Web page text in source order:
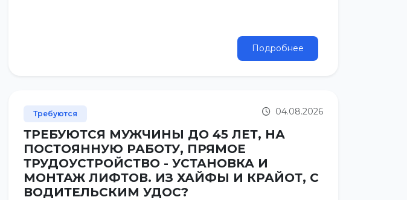
Подробнее
Требуются 04.08.2026
ТРЕБУЮТСЯ МУЖЧИНЫ ДО 45 ЛЕТ, НА
ПОСТОЯННУЮ РАБОТУ, ПРЯМОЕ
ТРУДОУСТРОЙСТВО - УСТАНОВКА И
МОНТАЖ ЛИФТОВ. ИЗ ХАЙФЫ И КРАЙОТ, С
ВОДИТЕЛЬСКИМ УДОС?